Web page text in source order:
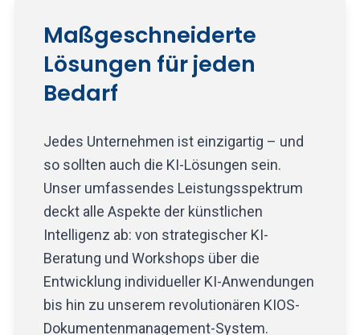
Maßgeschneiderte
Lösungen für jeden
Bedarf
Jedes Unternehmen ist einzigartig – und
so sollten auch die KI-Lösungen sein.
Unser umfassendes Leistungsspektrum
deckt alle Aspekte der künstlichen
Intelligenz ab: von strategischer KI-
Beratung und Workshops über die
Entwicklung individueller KI-Anwendungen
bis hin zu unserem revolutionären KIOS-
Dokumentenmanagement-System.